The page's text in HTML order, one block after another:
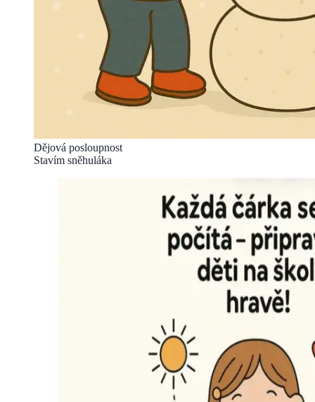
Dějová posloupnost
Stavím sněhuláka